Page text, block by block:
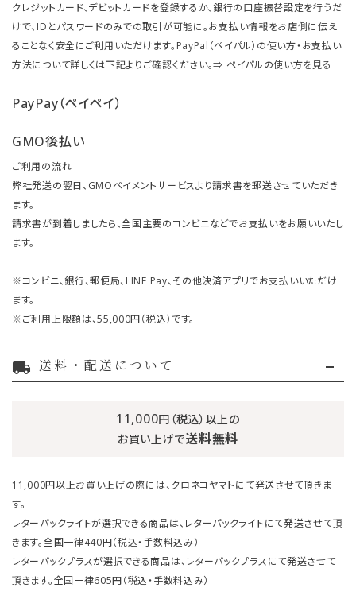
クレジットカード、デビットカードを登録するか、銀行の口座振替設定を行うだ
けで、IDとパスワードのみでの取引が可能に。お支払い情報をお店側に伝え
ることなく安全にご利用いただけます。PayPal（ペイパル）の使い方・お支払い
方法について詳しくは下記よりご確認ください。⇒ ペイパルの使い方を見る
PayPay（ペイペイ）
GMO後払い
ご利用の流れ
弊社発送の翌日、GMOペイメントサービスより請求書を郵送させていただき
ます。
請求書が到着しましたら、全国主要のコンビニなどでお支払いをお願いいたし
ます。
※コンビニ、銀行、郵便局、LINE Pay、その他決済アプリでお支払いいただけ
ます。
※ご利用上限額は、55,000円（税込）です。
local_shipping 送料・配送について
11,000円（税込）以上の
お買い上げで送料無料
11,000円以上お買い上げの際には、クロネコヤマトにて発送させて頂きま
す。
レターパックライトが選択できる商品は、レターパックライトにて発送させて頂
きます。全国一律440円（税込・手数料込み）
レターパックプラスが選択できる商品は、レターパックプラスにて発送させて
頂きます。全国一律605円（税込・手数料込み）